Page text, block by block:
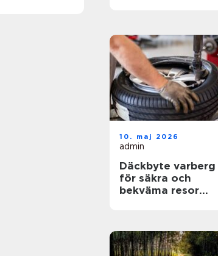
10. maj 2026
admin
Däckbyte varberg
för säkra och
bekväma resor